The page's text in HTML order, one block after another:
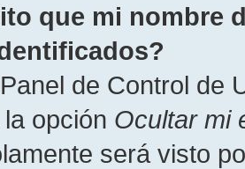
que mi nombre
de Control de
opción Ocultar mi
será visto